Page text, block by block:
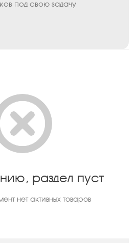
под свою задачу
раздел пуст
нет активных товаров